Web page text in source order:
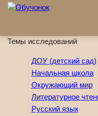
Перейти к основному
Темы исследований
ДОУ (детский сад)
Начальная школа
Окружающий мир
Литературное
Русский язык